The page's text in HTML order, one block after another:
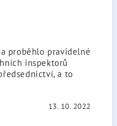
proběhlo pravidelné
inspektorů
a to
13. 10. 2022